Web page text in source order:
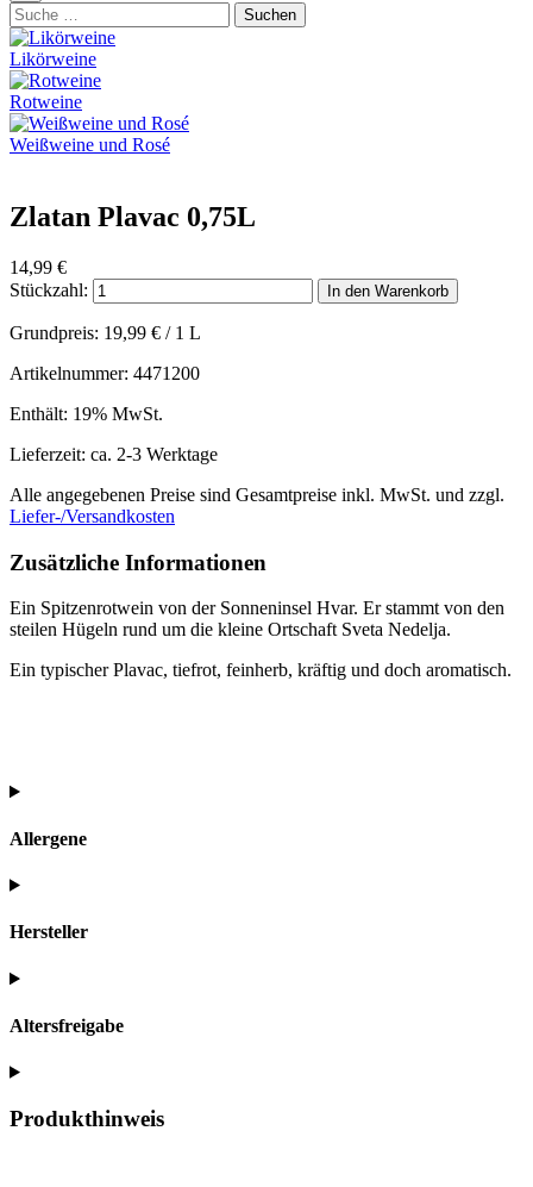
Suche: Suchen
Likörweine
Rotweine
Weißweine und Rosé
Zlatan Plavac 0,75L
14,99 €
Stückzahl:
In den Warenkorb
Grundpreis: 19,99 € / 1 L
Artikelnummer: 4471200
Enthält: 19% MwSt.
Lieferzeit: ca. 2-3 Werktage
Alle angegebenen Preise sind Gesamtpreise inkl. MwSt. und zzgl.
Liefer-/Versandkosten
Zusätzliche Informationen
Ein Spitzenrotwein von der Sonneninsel Hvar. Er stammt von den
steilen Hügeln rund um die kleine Ortschaft Sveta Nedelja.
Ein typischer Plavac, tiefrot, feinherb, kräftig und doch aromatisch.
Allergene
Hersteller
Altersfreigabe
Produkthinweis